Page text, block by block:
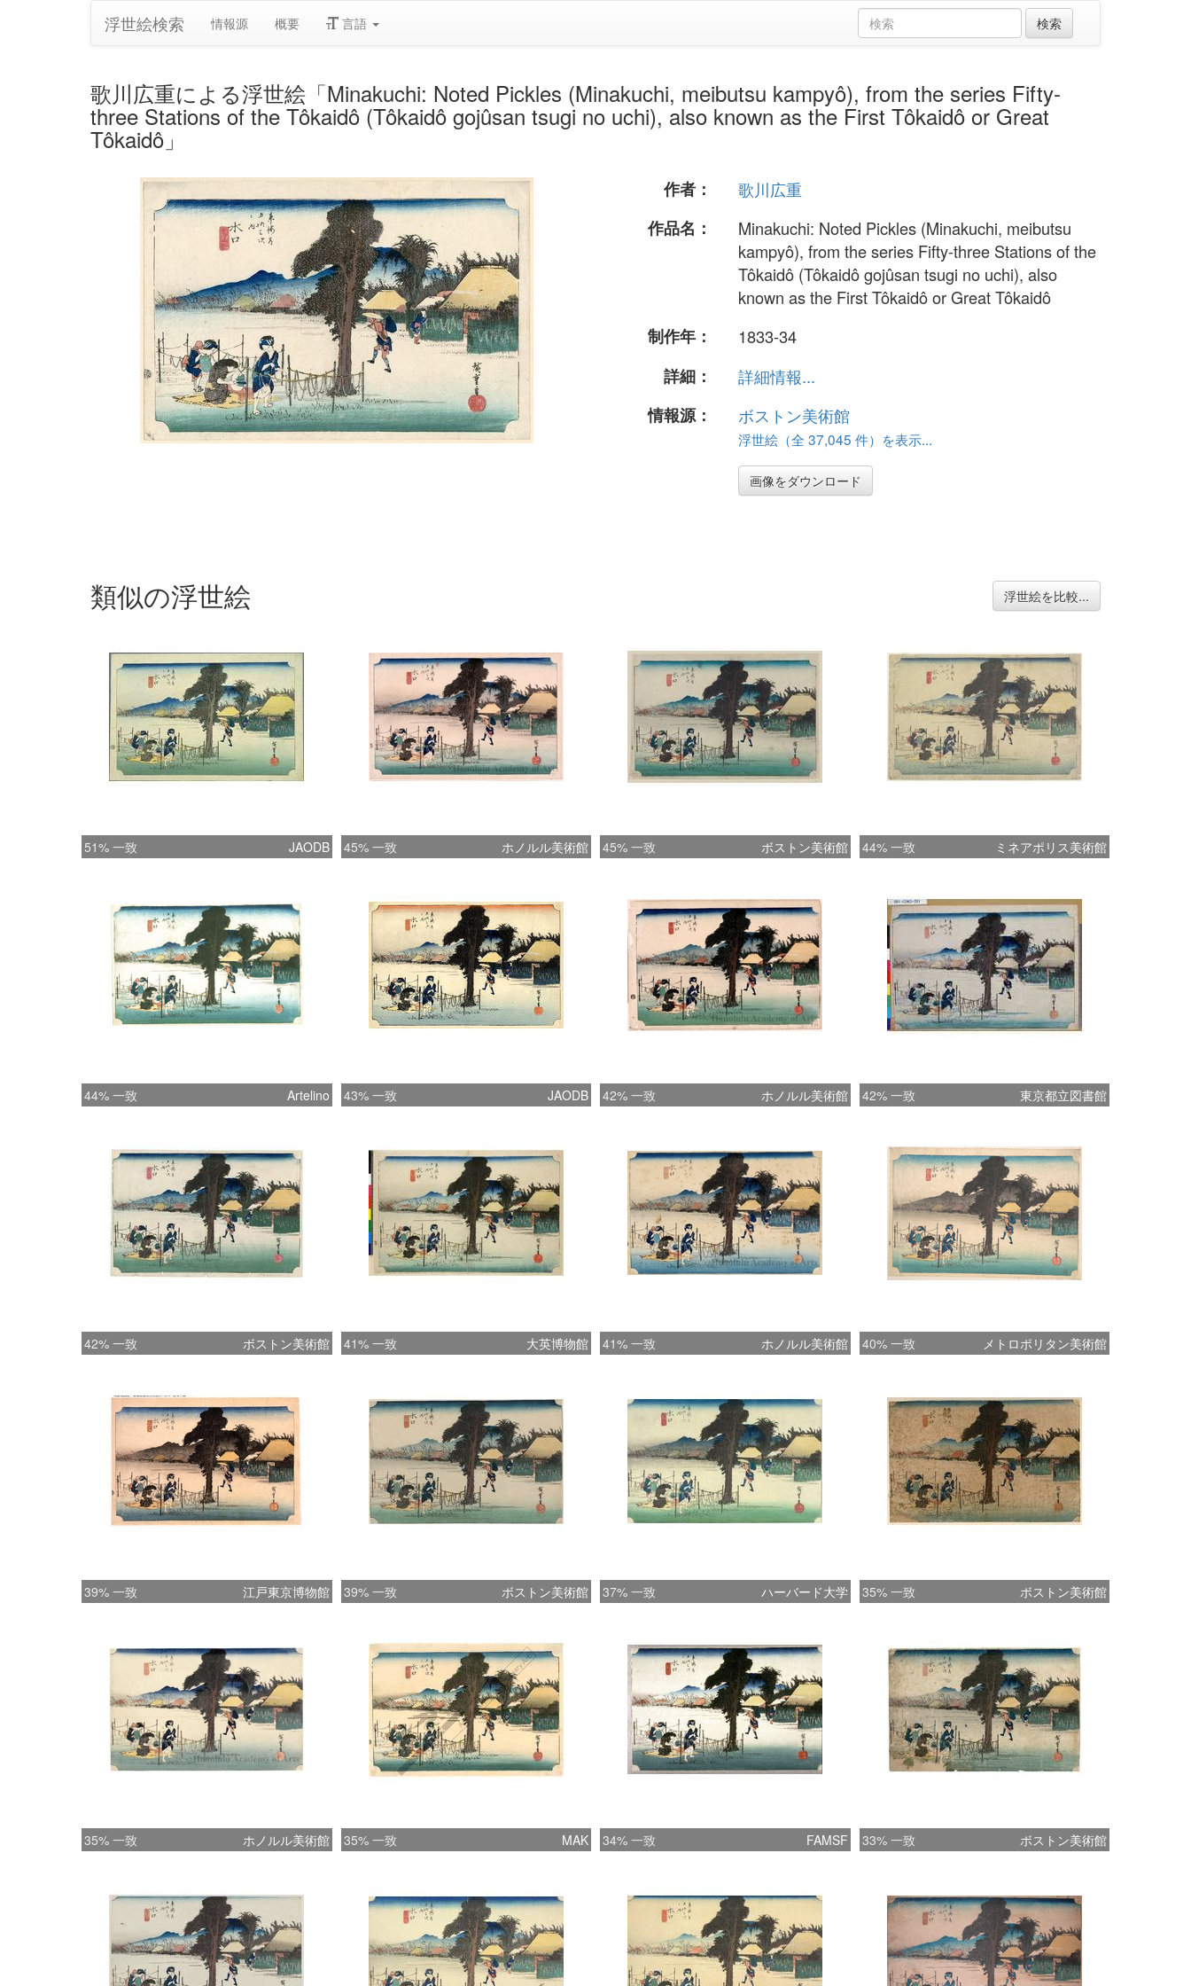
浮世絵検索 情報源 概要 言語
歌川広重による浮世絵「Minakuchi: Noted Pickles (Minakuchi, meibutsu kampyô), from the series Fifty-
three Stations of the Tôkaidô (Tôkaidô gojûsan tsugi no uchi), also known as the First Tôkaidô or Great
Tôkaidô」
作者：
歌川広重
作品名：
Minakuchi: Noted Pickles (Minakuchi, meibutsu
kampyô), from the series Fifty-three Stations of the
Tôkaidô (Tôkaidô gojûsan tsugi no uchi), also
known as the First Tôkaidô or Great Tôkaidô
制作年：
1833-34
詳細：
詳細情報...
情報源：
ボストン美術館
浮世絵（全 37,045 件）を表示...
画像をダウンロード
類似の浮世絵 浮世絵を比較...
51% 一致 JAODB 45% 一致 ホノルル美術館 45% 一致 ボストン美術館 44% 一致 ミネアポリス美術館
44% 一致 Artelino 43% 一致 JAODB 42% 一致 ホノルル美術館 42% 一致 東京都立図書館
42% 一致 ボストン美術館 41% 一致 大英博物館 41% 一致 ホノルル美術館 40% 一致 メトロポリタン美術館
39% 一致 江戸東京博物館 39% 一致 ボストン美術館 37% 一致 ハーバード大学 35% 一致 ボストン美術館
35% 一致 ホノルル美術館 35% 一致 MAK 34% 一致 FAMSF 33% 一致 ボストン美術館